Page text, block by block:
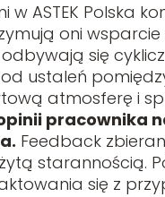
ASTEK Polska
oni wsparcie
się
ustaleń
atmosferę i
pracownika
Feedback
starannością.
się z